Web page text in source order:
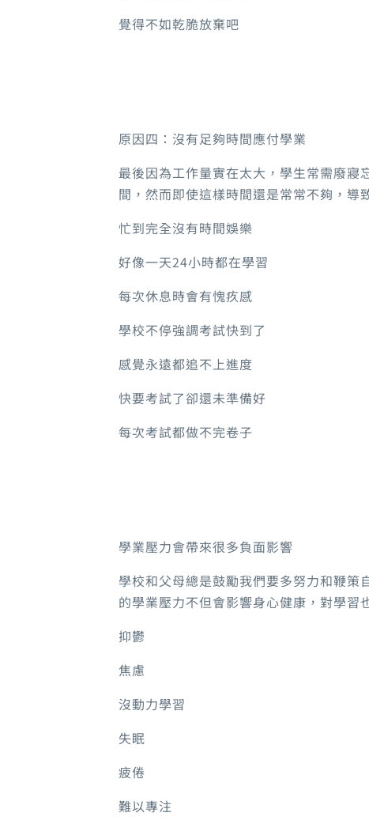
覺得不如乾脆放棄吧
原因四：沒有足夠時間應付學業
最後因為工作量實在太大，學生常需廢
間，然而即使這樣時間還是常常不夠，導
忙到完全沒有時間娛樂
好像一天24小時都在學習
每次休息時會有愧疚感
學校不停強調考試快到了
感覺永遠都追不上進度
快要考試了卻還未準備好
每次考試都做不完卷子
學業壓力會帶來很多負面影響
學校和父母總是鼓勵我們要多努力和鞭策
的學業壓力不但會影響身心健康，對學習
抑鬱
焦慮
沒動力學習
失眠
疲倦
難以專注